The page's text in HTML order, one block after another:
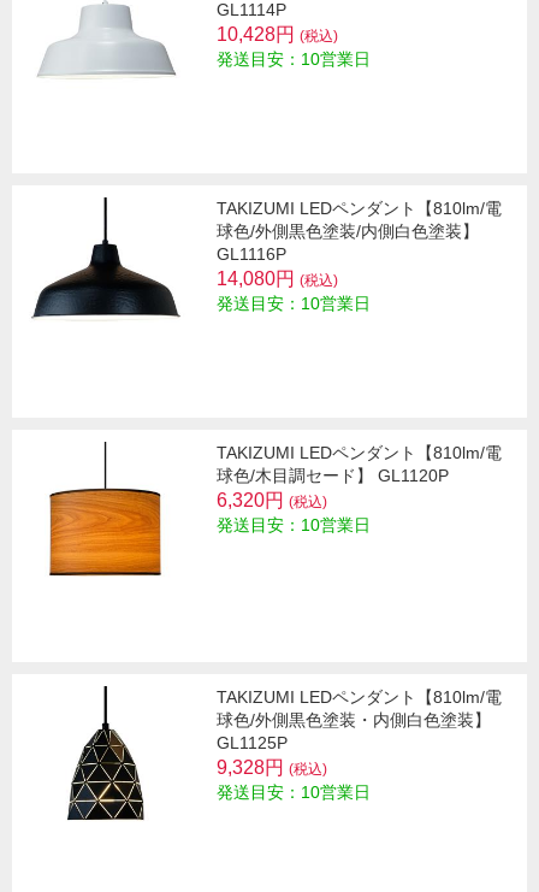
GL1114P
10,428円 (税込)
発送目安：10営業日
TAKIZUMI LEDペンダント【810lm/電
球色/外側黒色塗装/内側白色塗装】
GL1116P
14,080円 (税込)
発送目安：10営業日
TAKIZUMI LEDペンダント【810lm/電
球色/木目調セード】 GL1120P
6,320円 (税込)
発送目安：10営業日
TAKIZUMI LEDペンダント【810lm/電
球色/外側黒色塗装・内側白色塗装】
GL1125P
9,328円 (税込)
発送目安：10営業日